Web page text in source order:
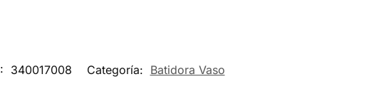
340017008 Categoría: Batidora Vaso